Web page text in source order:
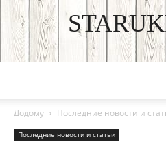
DISCOVER THE
Додому Последние новости и
Последние новости и статьи